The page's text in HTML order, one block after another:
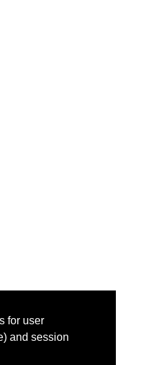
for user
and session